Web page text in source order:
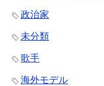
政治家
未分類
歌手
海外モデル